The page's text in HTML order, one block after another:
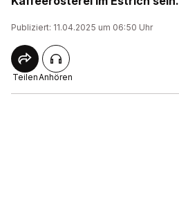
Publiziert: 11.04.2025 um 06:50 Uhr
TeilenAnhören